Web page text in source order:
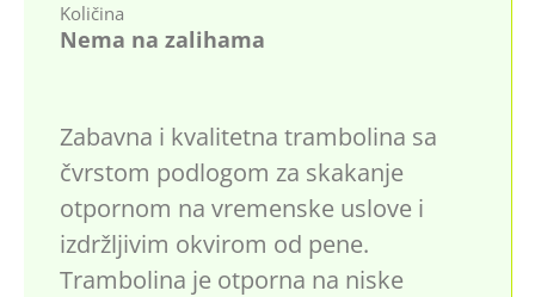
Količina
Nema na zalihama
Zabavna i kvalitetna trambolina sa
čvrstom podlogom za skakanje
otpornom na vremenske uslove i
izdržljivim okvirom od pene.
Trambolina je otporna na niske